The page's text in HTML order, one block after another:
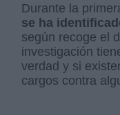
Durante la
se ha
según recoge el
investigación
verdad y si
cargos contra